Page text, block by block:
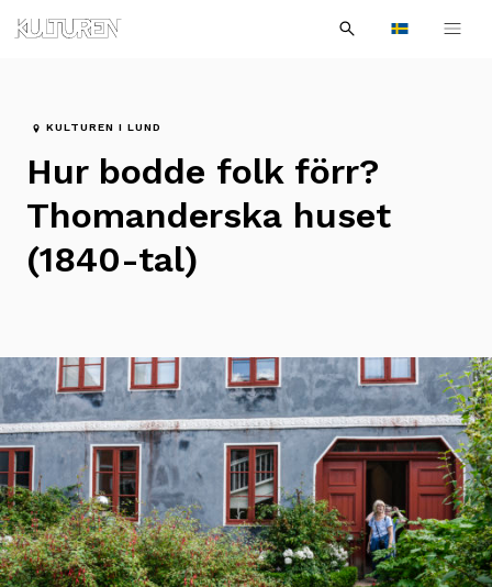
navigationen
innehållet
Languages
efter:
Sök
KULTUREN I LUND
Hur bodde folk förr?
Thomanderska huset
(1840-tal)